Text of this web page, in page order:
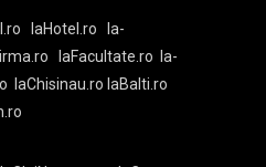
laHotel.ro
la-
laFacultate.ro
la-
laChisinau.ro laBalti.ro